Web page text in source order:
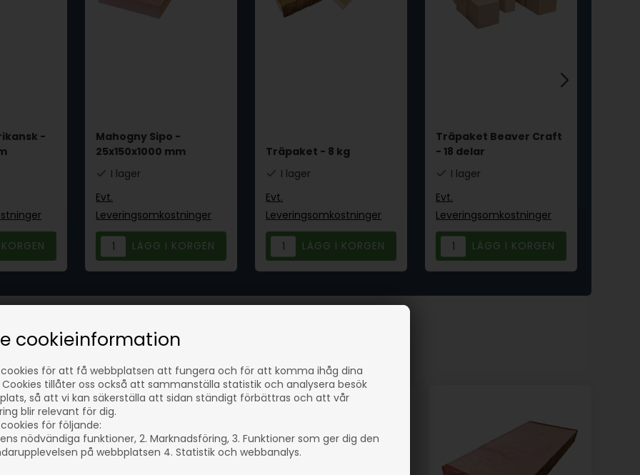
cookieinformation
för att få webbplatsen att fungera och för att komma ihåg dina
tillåter oss också att sammanställa statistik och analysera besök
så att vi kan säkerställa att sidan ständigt förbättras och att vår
blir relevant för dig.
för följande:
nödvändiga funktioner, 2. Marknadsföring, 3. Funktioner som ger dig den
på webbplatsen 4. Statistik och webbanalys.
-
Mahogny Sipo -
25x150x1000 mm
I lager
Evt.
Leveringsomkostninger
Träpaket - 8 kg
I lager
Evt.
Leveringsomkostninger
Träpaket Beaver Craft
- 18 delar
I lager
Evt.
Leveringsomkostninger